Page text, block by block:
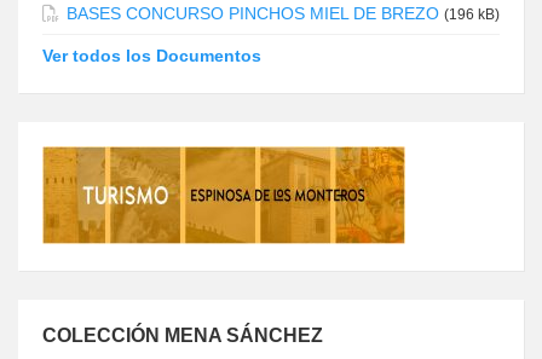
BASES CONCURSO PINCHOS MIEL DE BREZO (196 kB)
Ver todos los Documentos
COLECCIÓN MENA SÁNCHEZ